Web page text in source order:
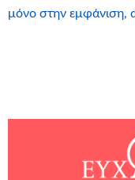
μόνο στην εμφάνιση,